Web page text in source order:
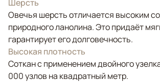
Шерсть
Овечья шерсть отличается высоким
природного ланолина. Это придаёт
гарантирует его долговечность.
Высокая плотность
Соткан с применением двойного
000 узлов на квадратный метр.